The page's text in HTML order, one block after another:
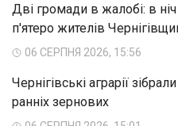
Дві громади в жалобі: в
п'ятеро жителів
06 СЕРПНЯ 2026, 15:56
Чернігівські аграрії
ранніх зернових